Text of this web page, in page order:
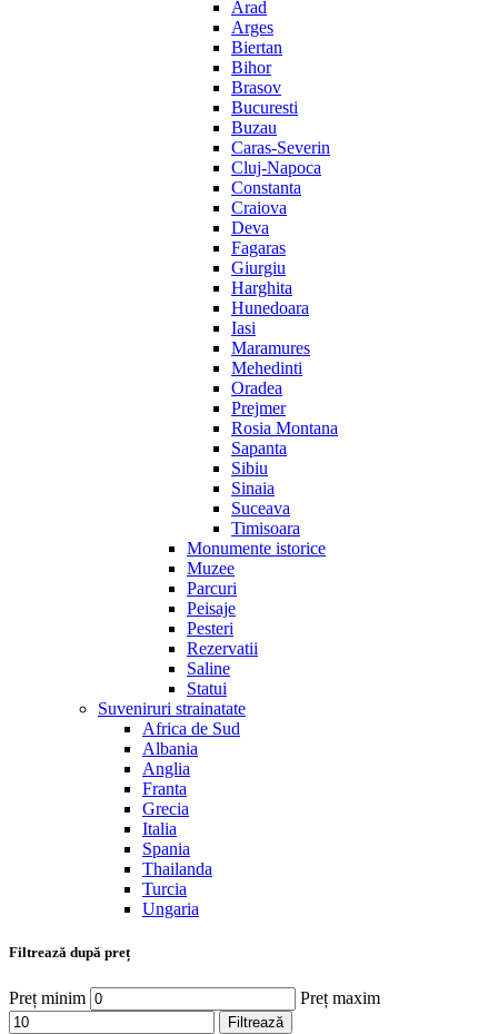
Arad
Arges
Biertan
Bihor
Brasov
Bucuresti
Buzau
Caras-Severin
Cluj-Napoca
Constanta
Craiova
Deva
Fagaras
Giurgiu
Harghita
Hunedoara
Iasi
Maramures
Mehedinti
Oradea
Prejmer
Rosia Montana
Sapanta
Sibiu
Sinaia
Suceava
Timisoara
Monumente istorice
Muzee
Parcuri
Peisaje
Pesteri
Rezervatii
Saline
Statui
Suveniruri strainatate
Africa de Sud
Albania
Anglia
Franta
Grecia
Italia
Spania
Thailanda
Turcia
Ungaria
Filtrează după preț
Preț minim Preț maxim
Filtrează